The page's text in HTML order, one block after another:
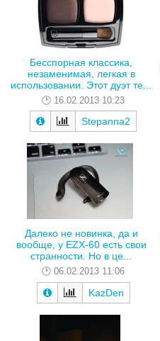
Бесспорная классика,
незаменимая, легкая в
использовании. Этот дуэт те...
16.02.2013 10:23
Stepanna2
Далеко не новинка, да и
вообще, у EZX-60 есть свои
странности. Но в це...
06.02.2013 11:06
KazDen